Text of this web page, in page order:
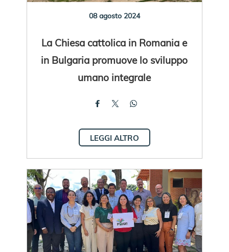
08 agosto 2024
La Chiesa cattolica in Romania e
in Bulgaria promuove lo sviluppo
umano integrale
LEGGI ALTRO